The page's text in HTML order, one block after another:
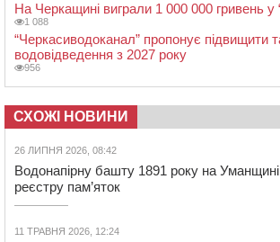
На Черкащині виграли 1 000 000 гривень у
1 088
“Черкасиводоканал” пропонує підвищити
водовідведення з 2027 року
956
СХОЖІ НОВИНИ
26 ЛИПНЯ 2026, 08:42
Водонапірну башту 1891 року на
реєстру пам’яток
11 ТРАВНЯ 2026, 12:24